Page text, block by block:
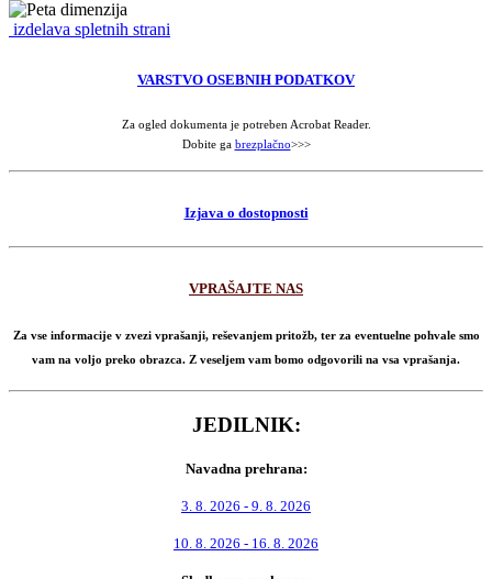
izdelava spletnih strani
VARSTVO OSEBNIH PODATKOV
Za ogled dokumenta je potreben Acrobat Reader.
Dobite ga brezplačno>>>
Izjava o dostopnosti
VPRAŠAJTE NAS
Za vse informacije v zvezi vprašanji, reševanjem pritožb, ter za eventuelne pohvale smo
vam na voljo preko obrazca. Z veseljem vam bomo odgovorili na vsa vprašanja.
JEDILNIK:
Navadna prehrana:
3. 8. 2026 - 9. 8. 2026
10. 8. 2026 - 16. 8. 2026